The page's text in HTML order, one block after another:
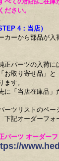
ださい。
4：当店）
カーから部品が入
正パーツの入荷に
お取り寄せ品」と
ます。
に「当店在庫品」
ーツリストのペー
下記オーダーフォ
パーツ オーダー